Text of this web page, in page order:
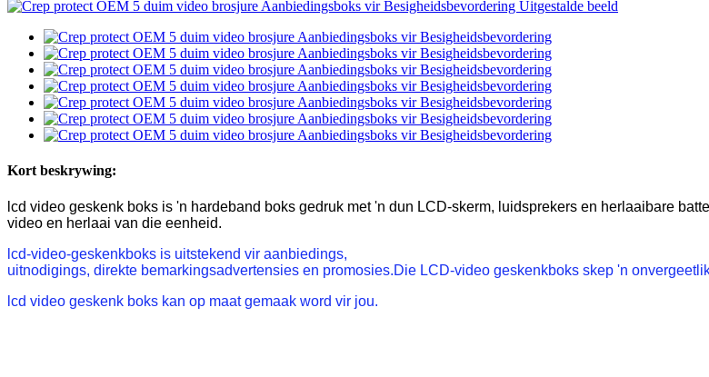
Kort beskrywing:
lcd video geskenk boks is 'n hardeband boks gedruk met 'n dun LCD-skerm, luidsprekers en herlaaibare
video en herlaai van die eenheid.
lcd-video-geskenkboks is uitstekend vir aanbiedings,
uitnodigings, direkte bemarkingsadvertensies en promosies.Die LCD-video geskenkboks skep 'n
lcd video geskenk boks kan op maat gemaak word vir jou.